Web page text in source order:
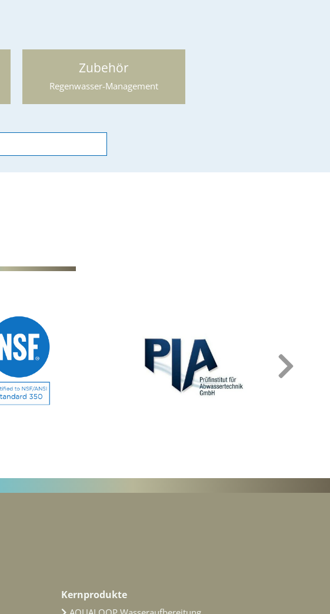
Zubehör
Regenwasser-Management
Kernprodukte